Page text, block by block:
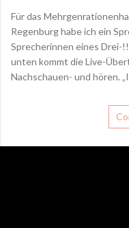
Für das
Regenburg habe ich ein
Sprecherinnen eines Drei-
unten kommt die Live-
Nachschauen- und hören.